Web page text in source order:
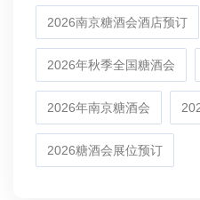
2026南京糖酒会酒店预订
2026年秋季全国糖酒会
2026年南京糖酒会
2026糖酒会展位预订